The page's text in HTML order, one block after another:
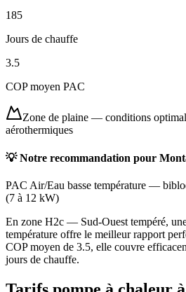
185
Jours de chauffe
3.5
COP moyen PAC
Zone de plaine — conditions
aérothermiques
💡 Notre recommandation pour
PAC Air/Eau basse température —
(7 à 12 kW)
En zone H2c — Sud-Ouest tempéré,
température offre le meilleur rapport
COP moyen de 3.5, elle couvre
jours de chauffe.